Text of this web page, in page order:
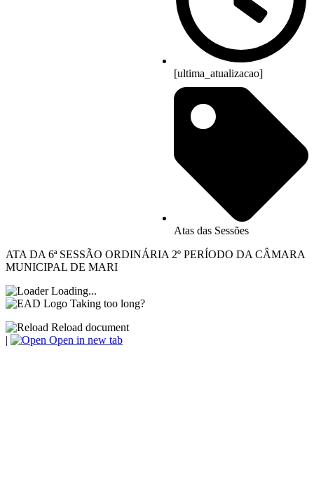
[ultima_atualizacao]
Atas das Sessões
ATA DA 6ª SESSÃO ORDINÁRIA 2º PERÍODO DA CÂMARA
MUNICIPAL DE MARI
Loading...
Taking too long?
Reload document
|
Open in new tab